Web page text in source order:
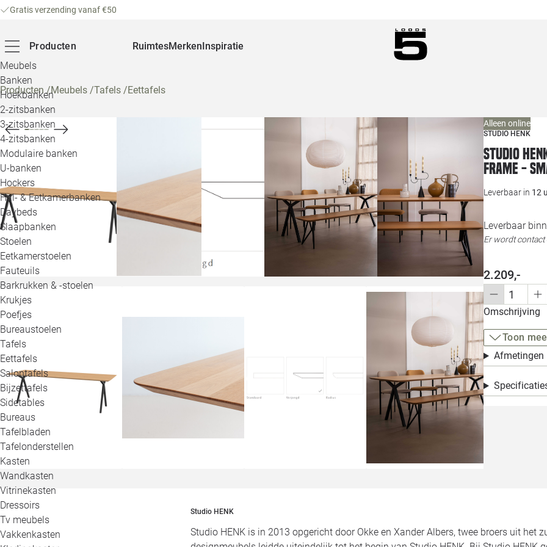
Gratis verzending vanaf €50
Producten
Meubels
Banken
Hoekbanken
2-zitsbanken
3-zitsbanken
4-zitsbanken
Modulaire banken
U-banken
Hockers
Hal- & Eetkamerbanken
Daybeds
Slaapbanken
Stoelen
Eetkamerstoelen
Fauteuils
Barkrukken & -stoelen
Krukjes
Poefjes
Bureaustoelen
Tafels
Eettafels
Salontafels
Bijzettafels
Sidetables
Bureaus
Tafelbladen
Tafelonderstellen
Kasten
Wandkasten
Vitrinekasten
Dressoirs
Tv meubels
Vakkenkasten
RuimtesMerkenInspiratie
Producten/Meubels /Tafels /Eettafels
Alleen online
STUDIO HENK
Studio
frame -
Leverbaar in 12
Leverbaar
Er wordt
2.209,-
Omschrijving
Toon
Afmetingen
Studio HENK
Studio HENK is in 2013 opgericht door Okke en Xander Albers, twee broers uit het